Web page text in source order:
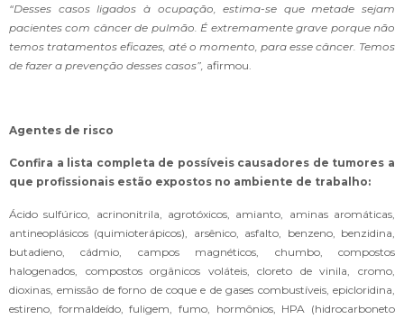
“Desses casos ligados à ocupação, estima-se que metade sejam
pacientes com câncer de pulmão. É extremamente grave porque não
temos tratamentos eficazes, até o momento, para esse câncer. Temos
de fazer a prevenção desses casos”, afirmou.
Agentes de risco
Confira a lista completa de possíveis causadores de tumores a
que profissionais estão expostos no ambiente de trabalho:
Ácido sulfúrico, acrinonitrila, agrotóxicos, amianto, aminas aromáticas,
antineoplásicos (quimioterápicos), arsênico, asfalto, benzeno, benzidina,
butadieno, cádmio, campos magnéticos, chumbo, compostos
halogenados, compostos orgânicos voláteis, cloreto de vinila, cromo,
dioxinas, emissão de forno de coque e de gases combustíveis, epicloridina,
estireno, formaldeído, fuligem, fumo, hormônios, HPA (hidrocarboneto